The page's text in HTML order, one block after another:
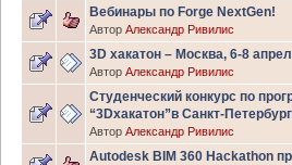
Вебинары по Forge NextGen!
Автор Александр Ривилис
3D хакатон – Москва, 6-8
Автор Александр Ривилис
Студенческий конкурс по
“3Dхакатон”в Санкт-
Автор Александр Ривилис
Autodesk BIM 360 Hackathon